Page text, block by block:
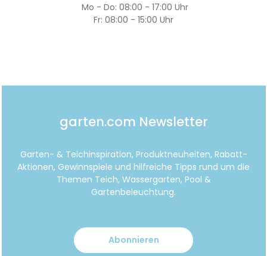
Mo - Do: 08:00 - 17:00 Uhr
Fr: 08:00 - 15:00 Uhr
garten.com Newsletter
Garten- & Teichinspiration, Produktneuheiten, Rabatt-
Aktionen, Gewinnspiele und hilfreiche Tipps rund um die
Themen Teich, Wassergarten, Pool &
Gartenbeleuchtung.
Abonnieren